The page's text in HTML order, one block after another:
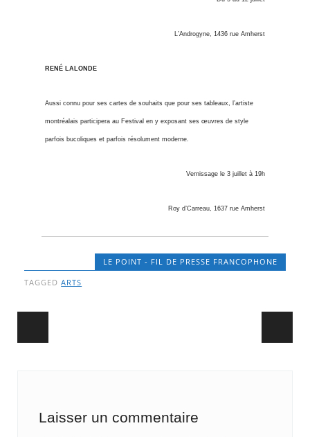
L’Androgyne, 1436 rue Amherst
RENÉ LALONDE
Aussi connu pour ses cartes de souhaits que pour ses tableaux, l’artiste
montréalais participera au Festival en y exposant ses œuvres de style
parfois bucoliques et parfois résolument moderne.
Vernissage le 3 juillet à 19h
Roy d’Carreau, 1637 rue Amherst
LE POINT - FIL DE PRESSE FRANCOPHONE
TAGGEDARTS
Post navigation
Laisser un commentaire